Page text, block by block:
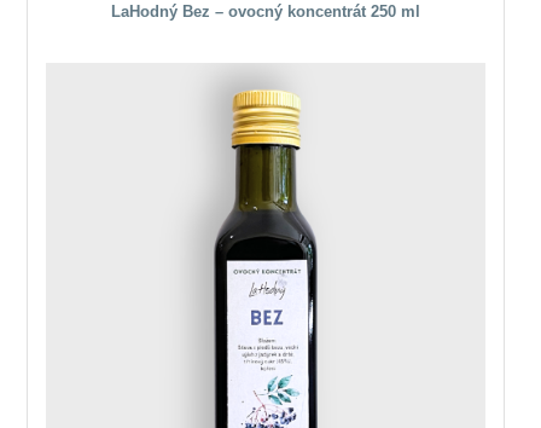
LaHodný Bez – ovocný koncentrát 250 ml